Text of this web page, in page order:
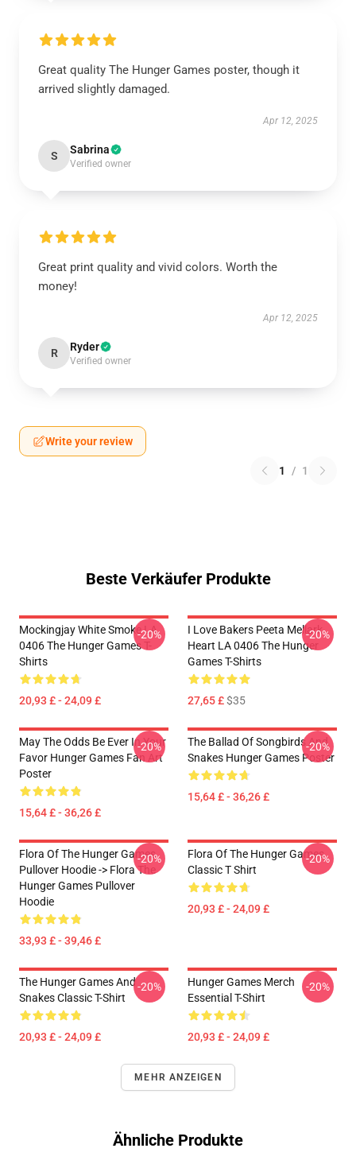
Great quality The Hunger Games poster, though it
arrived slightly damaged.
Apr 12, 2025
S Sabrina
Verified owner
Great print quality and vivid colors. Worth the
money!
Apr 12, 2025
R Ryder
Verified owner
Write your review
1 / 1
Beste Verkäufer Produkte
Mockingjay White Smoke LA
0406 The Hunger Games T-
Shirts
20,93 £ - 24,09 £
-20%
I Love Bakers Peeta Mellark
Heart LA 0406 The Hunger
Games T-Shirts
27,65 £$35
-20%
May The Odds Be Ever In Your
Favor Hunger Games Fan Art
Poster
15,64 £ - 36,26 £
-20%
The Ballad Of Songbirds And
Snakes Hunger Games Poster
15,64 £ - 36,26 £
-20%
Flora Of The Hunger Games
Pullover Hoodie -> Flora The
Hunger Games Pullover
Hoodie
33,93 £ - 39,46 £
-20%
Flora Of The Hunger Games
Classic T Shirt
20,93 £ - 24,09 £
-20%
The Hunger Games And
Snakes Classic T-Shirt
20,93 £ - 24,09 £
-20%
Hunger Games Merch
Essential T-Shirt
20,93 £ - 24,09 £
-20%
MEHR ANZEIGEN
Ähnliche Produkte